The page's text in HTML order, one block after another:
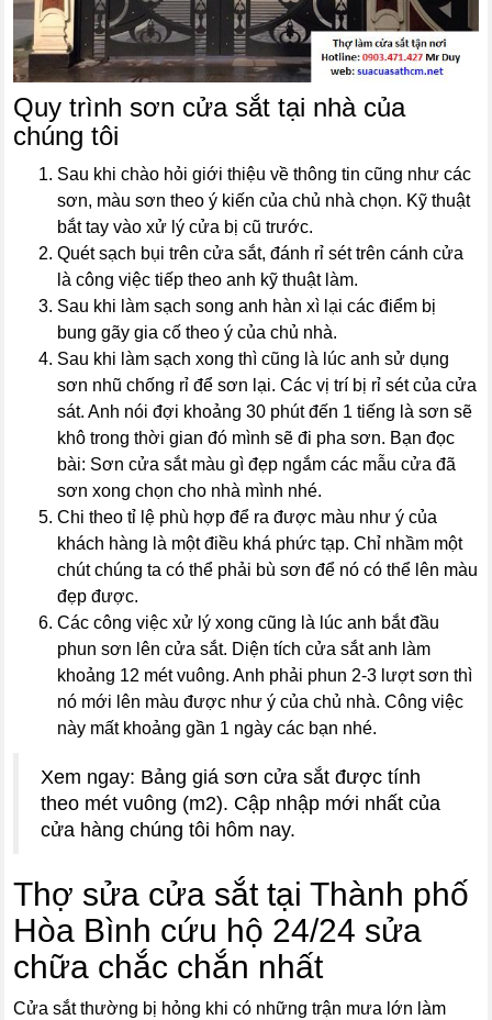
Quy trình sơn cửa sắt tại nhà của
chúng tôi
Sau khi chào hỏi giới thiệu về thông tin cũng như các
sơn, màu sơn theo ý kiến của chủ nhà chọn. Kỹ thuật
bắt tay vào xử lý cửa bị cũ trước.
Quét sạch bụi trên cửa sắt, đánh rỉ sét trên cánh cửa
là công việc tiếp theo anh kỹ thuật làm.
Sau khi làm sạch song anh hàn xì lại các điểm bị
bung gãy gia cố theo ý của chủ nhà.
Sau khi làm sạch xong thì cũng là lúc anh sử dụng
sơn nhũ chống rỉ để sơn lại. Các vị trí bị rỉ sét của cửa
sát. Anh nói đợi khoảng 30 phút đến 1 tiếng là sơn sẽ
khô trong thời gian đó mình sẽ đi pha sơn. Bạn đọc
bài: Sơn cửa sắt màu gì đẹp ngắm các mẫu cửa đã
sơn xong chọn cho nhà mình nhé.
Chi theo tỉ lệ phù hợp để ra được màu như ý của
khách hàng là một điều khá phức tạp. Chỉ nhầm một
chút chúng ta có thể phải bù sơn để nó có thể lên màu
đẹp được.
Các công việc xử lý xong cũng là lúc anh bắt đầu
phun sơn lên cửa sắt. Diện tích cửa sắt anh làm
khoảng 12 mét vuông. Anh phải phun 2-3 lượt sơn thì
nó mới lên màu được như ý của chủ nhà. Công việc
này mất khoảng gần 1 ngày các bạn nhé.
Xem ngay: Bảng giá sơn cửa sắt được tính
theo mét vuông (m2). Cập nhập mới nhất của
cửa hàng chúng tôi hôm nay.
Thợ sửa cửa sắt tại Thành phố
Hòa Bình cứu hộ 24/24 sửa
chữa chắc chắn nhất
Cửa sắt thường bị hỏng khi có những trận mưa lớn làm